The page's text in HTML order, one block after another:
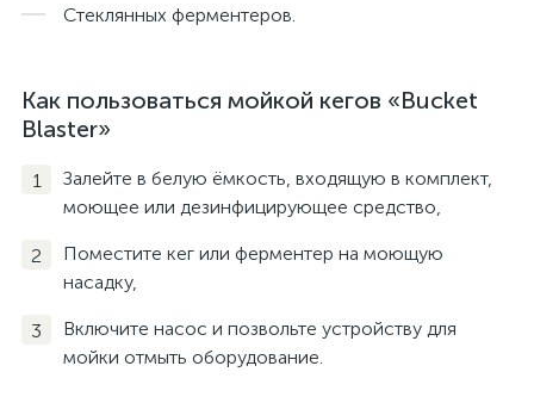
Стеклянных ферментеров.
Как пользоваться мойкой кегов «Bucket
Blaster»
Залейте в белую ёмкость, входящую в комплект,
моющее или дезинфицирующее средство,
Поместите кег или ферментер на моющую
насадку,
Включите насос и позвольте устройству для
мойки отмыть оборудование.